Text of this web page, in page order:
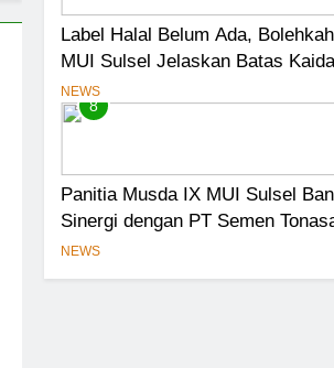
Label Halal Belum Ada,
MUI Sulsel Jelaskan Batas
NEWS
8
Panitia Musda IX MUI Sulsel
Sinergi dengan PT Semen
NEWS